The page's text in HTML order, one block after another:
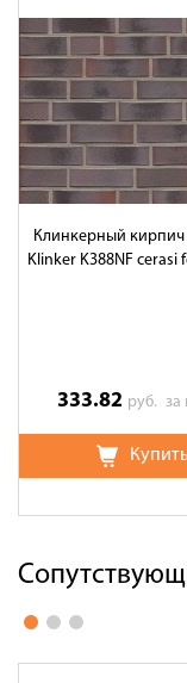
Клинкерный кирпич
Klinker K388NF cerasi
333.82 руб. за